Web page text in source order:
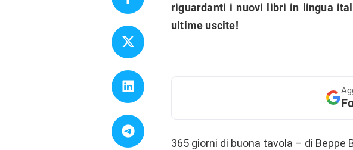
riguardanti i nuovi libri in lingua
ultime uscite!
365 giorni di buona tavola – di Beppe